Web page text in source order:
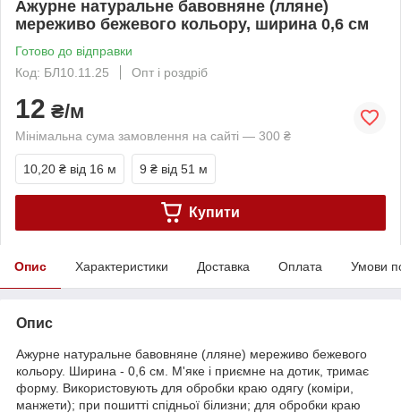
Ажурне натуральне бавовняне (лляне)
мереживо бежевого кольору, ширина 0,6 см
Готово до відправки
Код: БЛ10.11.25
Опт і роздріб
12 ₴/м
Мінімальна сума замовлення на сайті — 300 ₴
10,20 ₴ від 16 м 9 ₴ від 51 м
Купити
Опис Характеристики Доставка Оплата Умови
Опис
Ажурне натуральне бавовняне (лляне) мереживо бежевого
кольору. Ширина - 0,6 см. М'яке і приємне на дотик, тримає
форму. Використовують для обробки краю одягу (коміри,
манжети); при пошитті спідньої білизни; для обробки краю